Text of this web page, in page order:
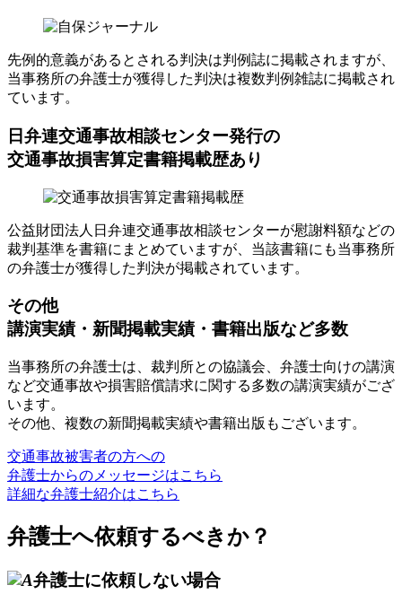
先例的意義があるとされる判決は判例誌に掲載されますが、
当事務所の弁護士が獲得した判決は複数判例雑誌に掲載され
ています。
日弁連交通事故相談センター発行の
交通事故損害算定書籍掲載歴あり
公益財団法人日弁連交通事故相談センターが慰謝料額などの
裁判基準を書籍にまとめていますが、当該書籍にも当事務所
の弁護士が獲得した判決が掲載されています。
その他
講演実績・新聞掲載実績・書籍出版など多数
当事務所の弁護士は、裁判所との協議会、弁護士向けの講演
など交通事故や損害賠償請求に関する多数の講演実績がござ
います。
その他、複数の新聞掲載実績や書籍出版もございます。
交通事故被害者の方への
弁護士からのメッセージはこちら
詳細な弁護士紹介はこちら
弁護士へ依頼するべきか？
弁護士に依頼しない場合